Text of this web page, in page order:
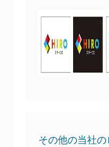
その他の当社